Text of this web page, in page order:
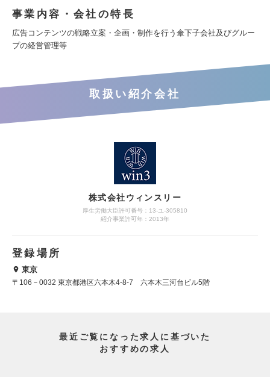
事業内容・会社の特長
広告コンテンツの戦略立案・企画・制作を行う傘下子会社及びグルー
プの経営管理等
取扱い紹介会社
株式会社ウィンスリー
厚生労働大臣許可番号：13-ユ-305810
紹介事業許可年：2013年
登録場所
東京
〒106－0032 東京都港区六本木4-8-7 六本木三河台ビル5階
最近ご覧になった求人に基づいた
おすすめの求人